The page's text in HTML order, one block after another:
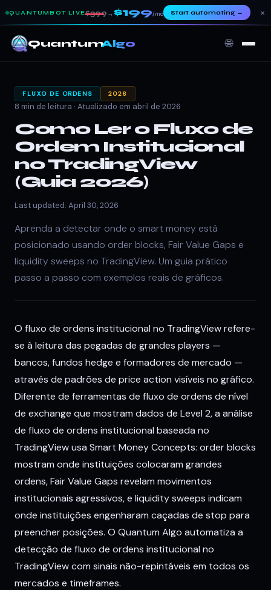
QUANTUMBOT LIVE$399 → $199/mo Start automating→ ×
QuantumAlgo 🌐
FLUXO DE ORDENS 2026
8 min de leitura · Atualizado em abril de 2026
Como Ler o Fluxo de
Ordem Institucional
no TradingView
(Guia 2026)
Last updated: April 30, 2026
Aprenda a detectar onde o smart money está
posicionado usando order blocks, Fair Value Gaps e
liquidity sweeps no TradingView. Um guia prático
passo a passo com exemplos reais de gráficos.
O fluxo de ordens institucional no TradingView refere-
se à leitura das pegadas de grandes players —
bancos, fundos hedge e formadores de mercado —
através de padrões de price action visíveis no gráfico.
Diferente de ferramentas de fluxo de ordens de nível
de exchange que mostram dados de Level 2, a análise
de fluxo de ordens institucional baseada no
TradingView usa Smart Money Concepts: order blocks
mostram onde instituições colocaram grandes
ordens, Fair Value Gaps revelam movimentos
institucionais agressivos, e liquidity sweeps indicam
onde instituições engenharam caçadas de stop para
preencher posições. O Quantum Algo automatiza a
detecção de fluxo de ordens institucional no
TradingView com sinais não-repintáveis em todos os
mercados e timeframes.